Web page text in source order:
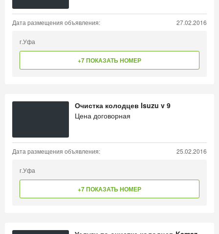
Дата размещения объявления: 27.02.2016
г.Уфа
+7 ПОКАЗАТЬ НОМЕР
Очистка колодцев Isuzu v 9
Цена договорная
Дата размещения объявления: 25.02.2016
г.Уфа
+7 ПОКАЗАТЬ НОМЕР